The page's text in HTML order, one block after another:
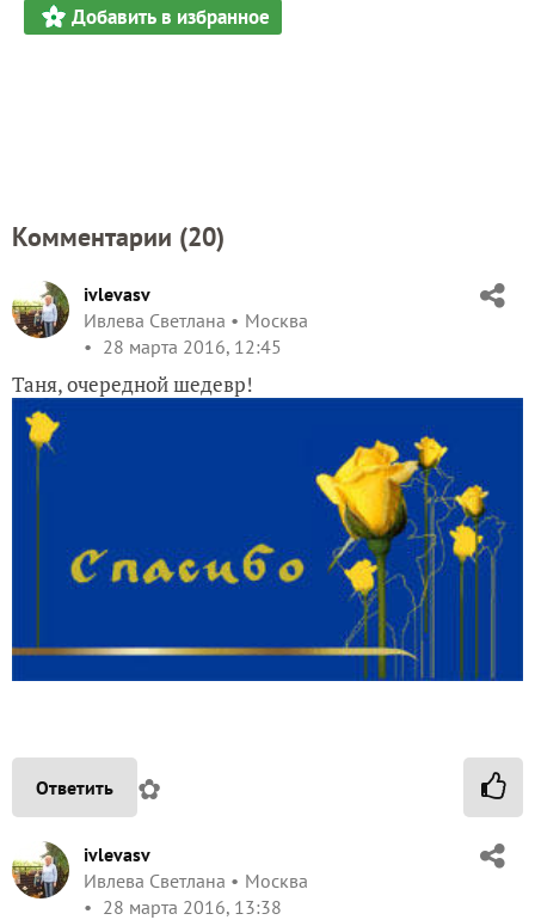
Добавить в избранное
Комментарии (20)
ivlevasv
Ивлева Светлана
Москва
28 марта 2016, 12:45
Таня, очередной шедевр!
Ответить ✿
ivlevasv
Ивлева Светлана
Москва
28 марта 2016, 13:38